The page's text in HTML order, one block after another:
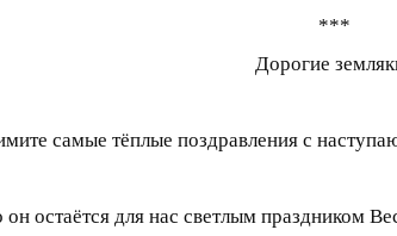
***
Дорогие
самые тёплые поздравления с
остаётся для нас светлым праздником